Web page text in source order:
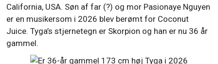
California, USA. Søn af far (?) og mor Pasionaye Nguyen
er en musikersom i 2026 blev berømt for Coconut
Juice. Tyga’s stjernetegn er Skorpion og han er nu 36 år
gammel.